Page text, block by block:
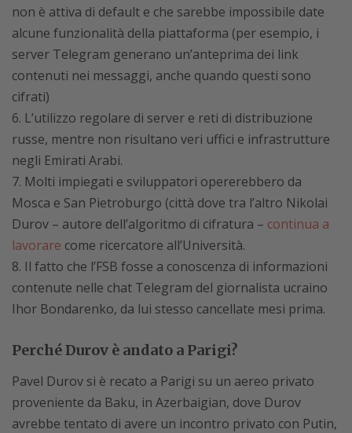
non è attiva di default e che sarebbe impossibile date
alcune funzionalità della piattaforma (per esempio, i
server Telegram generano un’anteprima dei link
contenuti nei messaggi, anche quando questi sono
cifrati)
L’utilizzo regolare di server e reti di distribuzione
russe, mentre non risultano veri uffici e infrastrutture
negli Emirati Arabi.
Molti impiegati e sviluppatori opererebbero da
Mosca e San Pietroburgo (città dove tra l’altro Nikolai
Durov – autore dell’algoritmo di cifratura – continua a
lavorare come ricercatore all’Università.
Il fatto che l’FSB fosse a conoscenza di informazioni
contenute nelle chat Telegram del giornalista ucraino
Ihor Bondarenko, da lui stesso cancellate mesi prima.
Perché Durov è andato a Parigi?
Pavel Durov si è recato a Parigi su un aereo privato
proveniente da Baku, in Azerbaigian, dove Durov
avrebbe tentato di avere un incontro privato con Putin,